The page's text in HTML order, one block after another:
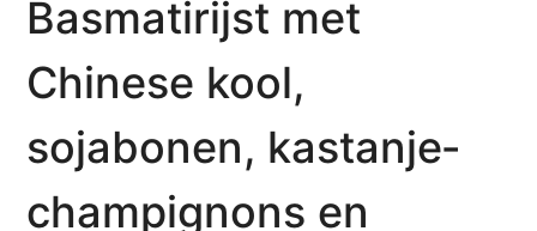
Basmatirijst met
Chinese kool,
sojabonen, kastanje­
champignons en